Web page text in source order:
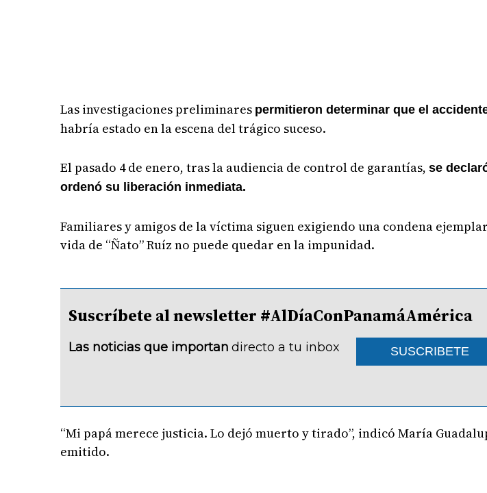
Las investigaciones preliminares permitieron determinar que el
habría estado en la escena del trágico suceso.
El pasado 4 de enero, tras la audiencia de control de garantías,se
ordenó su liberación inmediata.
Familiares y amigos de la víctima siguen exigiendo una condena
vida de “Ñato” Ruíz no puede quedar en la impunidad.
Suscríbete al newsletter #AlDíaConPanamáAmérica
Las noticias que importan directo a tu inbox SUSCRIBETE
“Mi papá merece justicia. Lo dejó muerto y tirado”, indicó María
emitido.